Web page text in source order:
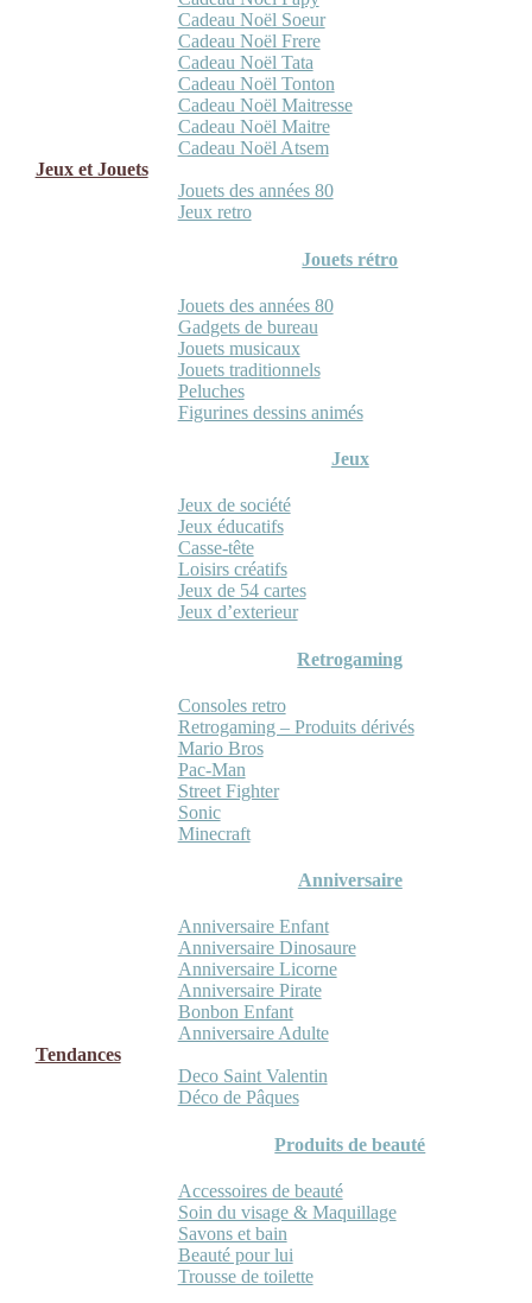
Cadeau Noël Soeur
Cadeau Noël Frere
Cadeau Noël Tata
Cadeau Noël Tonton
Cadeau Noël Maitresse
Cadeau Noël Maitre
Cadeau Noël Atsem
Jeux et Jouets
Jouets des années 80
Jeux retro
Jouets rétro
Jouets des années 80
Gadgets de bureau
Jouets musicaux
Jouets traditionnels
Peluches
Figurines dessins animés
Jeux
Jeux de société
Jeux éducatifs
Casse-tête
Loisirs créatifs
Jeux de 54 cartes
Jeux d’exterieur
Retrogaming
Consoles retro
Retrogaming – Produits dérivés
Mario Bros
Pac-Man
Street Fighter
Sonic
Minecraft
Anniversaire
Anniversaire Enfant
Anniversaire Dinosaure
Anniversaire Licorne
Anniversaire Pirate
Bonbon Enfant
Anniversaire Adulte
Tendances
Deco Saint Valentin
Déco de Pâques
Produits de beauté
Accessoires de beauté
Soin du visage & Maquillage
Savons et bain
Beauté pour lui
Trousse de toilette